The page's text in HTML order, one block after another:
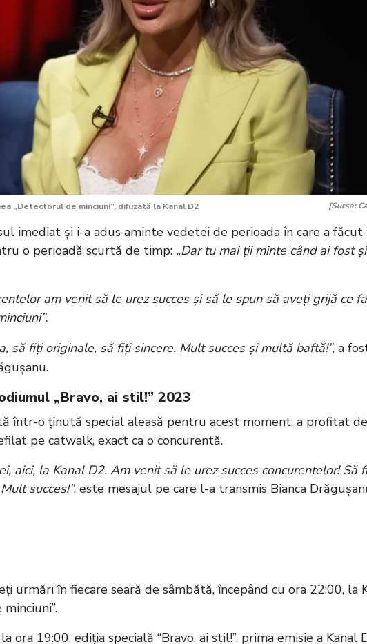
„Detectorul de minciuni”, difuzată la Kanal D2 [Sursa:
imediat și i-a adus aminte vedetei de perioada în care a
o perioadă scurtă de timp: „Dar tu mai ții minte când ai fost
am venit să le urez succes și să le spun să aveți grijă ce
să fiți originale, să fiți sincere. Mult succes și multă baftă!”, a
„Bravo, ai stil!” 2023
într-o ținută special aleasă pentru acest moment, a profitat
pe catwalk, exact ca o concurentă.
aici, la Kanal D2. Am venit să le urez succes concurentelor! Să
succes!”, este mesajul pe care l-a transmis Bianca
urmări în fiecare seară de sâmbătă, începând cu ora 22:00, la
ora 19:00, ediția specială “Bravo, ai stil!”, prima emisie a Kanal